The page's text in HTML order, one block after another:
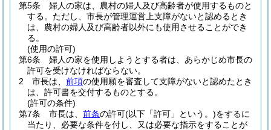
第5条
婦人の家は、農村の婦人及び高齢者が使用するものと
する。 ただし、市長が管理運営上支障がないと認めるとき
は、農村の婦人及び高齢者以外にも使用させることができ
る。
(使用の許可)
第6条
婦人の家を使用しようとする者は、あらかじめ市長の
許可を受けなければならない。
2
市長は、 前項の使用願を審査して支障がないと認めたとき
は、許可書を交付するものとする。
(許可の条件)
第7条
市長は、 前条の許可(以下「許可」という。)をするに
当たり、必要な条件を付し、又は必要な指示をすることが